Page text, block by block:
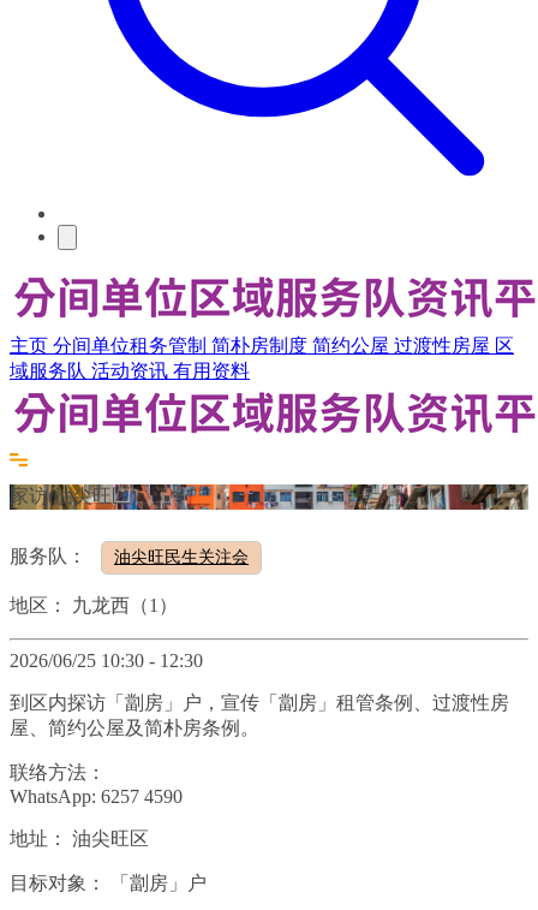
主页 分间单位租务管制 简朴房制度 简约公屋 过渡性房屋 区
域服务队 活动资讯 有用资料
家访(油尖旺区)
服务队： 油尖旺民生关注会
地区： 九龙西（1）
2026/06/25 10:30 - 12:30
到区内探访「劏房」户，宣传「劏房」租管条例、过渡性房
屋、简约公屋及简朴房条例。
联络方法：
WhatsApp: 6257 4590
地址： 油尖旺区
目标对象： 「劏房」户